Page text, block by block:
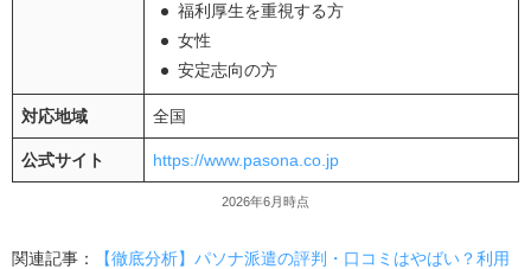
福利厚生を重視する方
女性
安定志向の方
対応地域 全国
公式サイト https://www.pasona.co.jp
2026年6月時点
関連記事：
【徹底分析】パソナ派遣の評判・口コミはやばい？利用